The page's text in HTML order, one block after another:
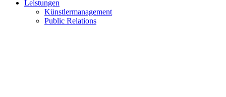
Leistungen
Künstlermanagement
Public Relations